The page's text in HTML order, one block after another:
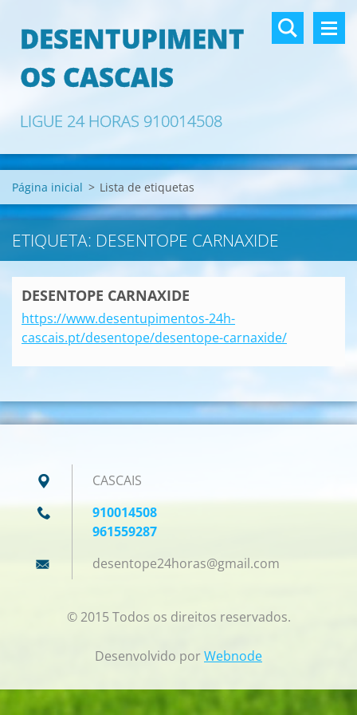
DESENTUPIMENT
OS CASCAIS
LIGUE 24 HORAS 910014508
Página inicial > Lista de etiquetas
ETIQUETA: DESENTOPE CARNAXIDE
DESENTOPE CARNAXIDE
https://www.desentupimentos-24h-
cascais.pt/desentope/desentope-carnaxide/
CASCAIS
910014508
961559287
desentope24horas@gmail.com
© 2015 Todos os direitos reservados.
Desenvolvido porWebnode